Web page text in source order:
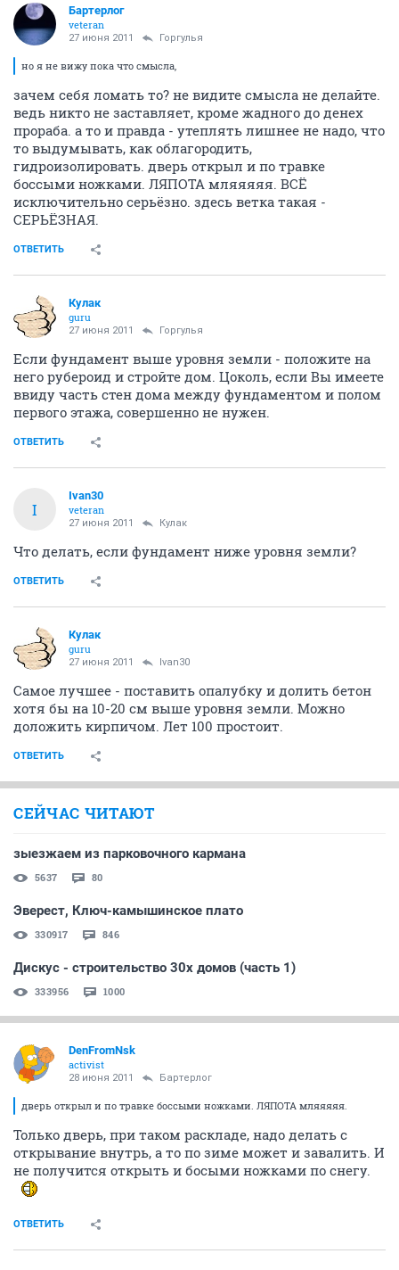
Бартерлог
veteran
27 июня 2011 Горгулья
но я не вижу пока что смысла,
зачем себя ломать то? не видите смысла не делайте.
ведь никто не заставляет, кроме жадного до денех
прораба. а то и правда - утеплять лишнее не надо, что
то выдумывать, как облагородить,
гидроизолировать. дверь открыл и по травке
боссыми ножками. ЛЯПОТА мляяяяя. ВСЁ
исключительно серьёзно. здесь ветка такая -
СЕРЬЁЗНАЯ.
ОТВЕТИТЬ
Кулак
guru
27 июня 2011 Горгулья
Если фундамент выше уровня земли - положите на
него рубероид и стройте дом. Цоколь, если Вы имеете
ввиду часть стен дома между фундаментом и полом
первого этажа, совершенно не нужен.
ОТВЕТИТЬ
I
Ivan30
veteran
27 июня 2011 Кулак
Что делать, если фундамент ниже уровня земли?
ОТВЕТИТЬ
Кулак
guru
27 июня 2011 Ivan30
Самое лучшее - поставить опалубку и долить бетон
хотя бы на 10-20 см выше уровня земли. Можно
доложить кирпичом. Лет 100 простоит.
ОТВЕТИТЬ
СЕЙЧАС ЧИТАЮТ
зыезжаем из парковочного кармана
5637 80
Эверест, Ключ-камышинское плато
330917 846
Дискус - строительство 30х домов (часть 1)
333956 1000
DenFromNsk
activist
28 июня 2011 Бартерлог
дверь открыл и по травке боссыми ножками. ЛЯПОТА мляяяяя.
Только дверь, при таком раскладе, надо делать с
открывание внутрь, а то по зиме может и завалить. И
не получится открыть и босыми ножками по снегу.
ОТВЕТИТЬ